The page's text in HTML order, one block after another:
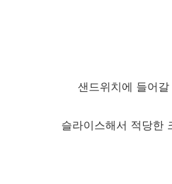
샌드위치에 들어
슬라이스해서 적당한